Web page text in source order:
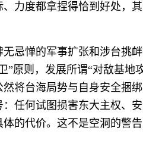
力度都拿捏得恰到好处，
忌惮的军事扩张和涉台挑
”原则，发展所谓“对敌基地
将台海局势与自身安全捆
任何试图损害东大主权、
的代价。这不是空洞的警